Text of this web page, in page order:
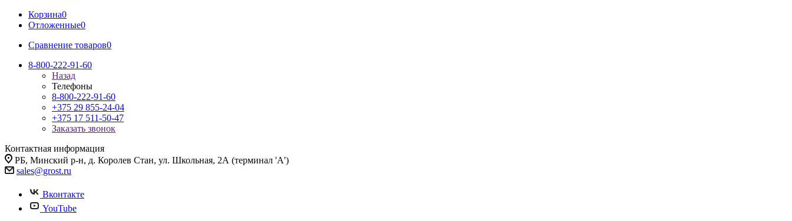
Корзина0
Отложенные0
Сравнение товаров0
8-800-222-91-60
Назад
Телефоны
8-800-222-91-60
+375 29 855-24-04
+375 17 511-50-47
Заказать звонок
Контактная информация
РБ, Минский р-н, д. Королев Стан, ул. Школьная, 2А (терминал 'А')
sales@grost.ru
Вконтакте
YouTube